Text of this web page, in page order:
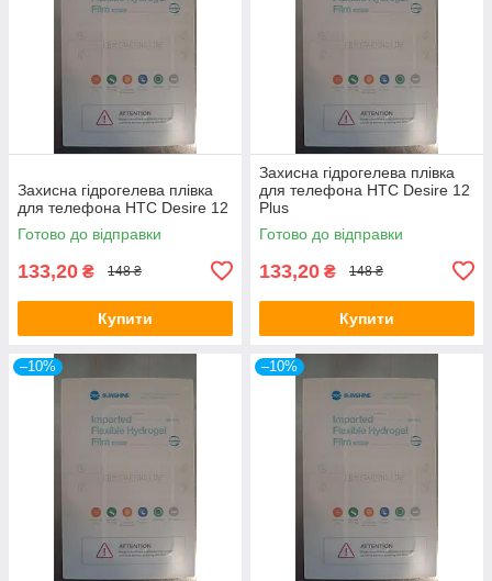
Захисна гідрогелева плівка
для телефона HTC Desire 12
Готово до відправки
133,20 ₴ 148 ₴
Купити
Захисна гідрогелева плівка
для телефона HTC Desire 12
Plus
Готово до відправки
133,20 ₴ 148 ₴
Купити
–10% –10%